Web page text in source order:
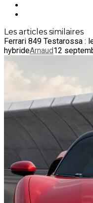
Les articles similaires
Ferrari 849 Testarossa :
hybrideArnaud12